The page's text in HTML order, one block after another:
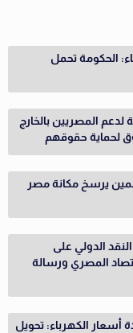
الحكومة تحمل
المصريين بالخارج
لحماية حقوقهم
يرسخ مكانة مصر
الدولي على
المصري ورسالة
أسعار الكهرباء: تحويل